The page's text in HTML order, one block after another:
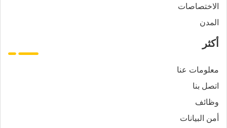
الاختصاصات
المدن
أكثر
معلومات عنا
اتصل بنا
وظائف
أمن البيانات